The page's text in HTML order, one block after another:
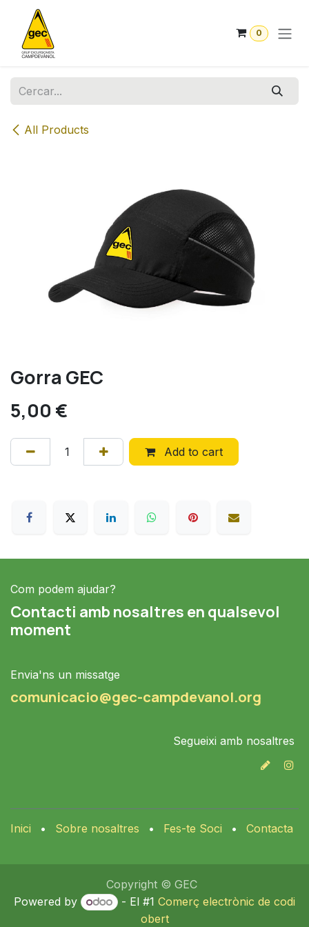
Skip to Content
0
All Products
Gorra GEC
5,00 €
Add to cart
Com podem ajudar?
Contacti amb nosaltres en qualsevol
moment
Envia'ns un missatge
comunicacio@gec-campdevanol.org
Segueixi amb nosaltres
Inici • Sobre nosaltres • Fes-te Soci • Contacta
Copyright © GEC
Powered by
- El #1Comerç electrònic de codi
obert